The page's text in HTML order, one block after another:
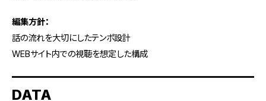
編集方針：
話の流れを大切にしたテンポ設計
WEBサイト内での視聴を想定した構成
DATA